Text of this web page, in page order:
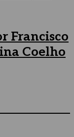
Francisco
Coelho